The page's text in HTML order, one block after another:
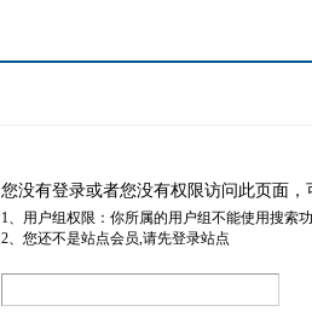
您没有登录或者您没有权限访问此页面
1、用户组权限：你所属的用户组不能使用搜索
2、您还不是站点会员,请先登录站点